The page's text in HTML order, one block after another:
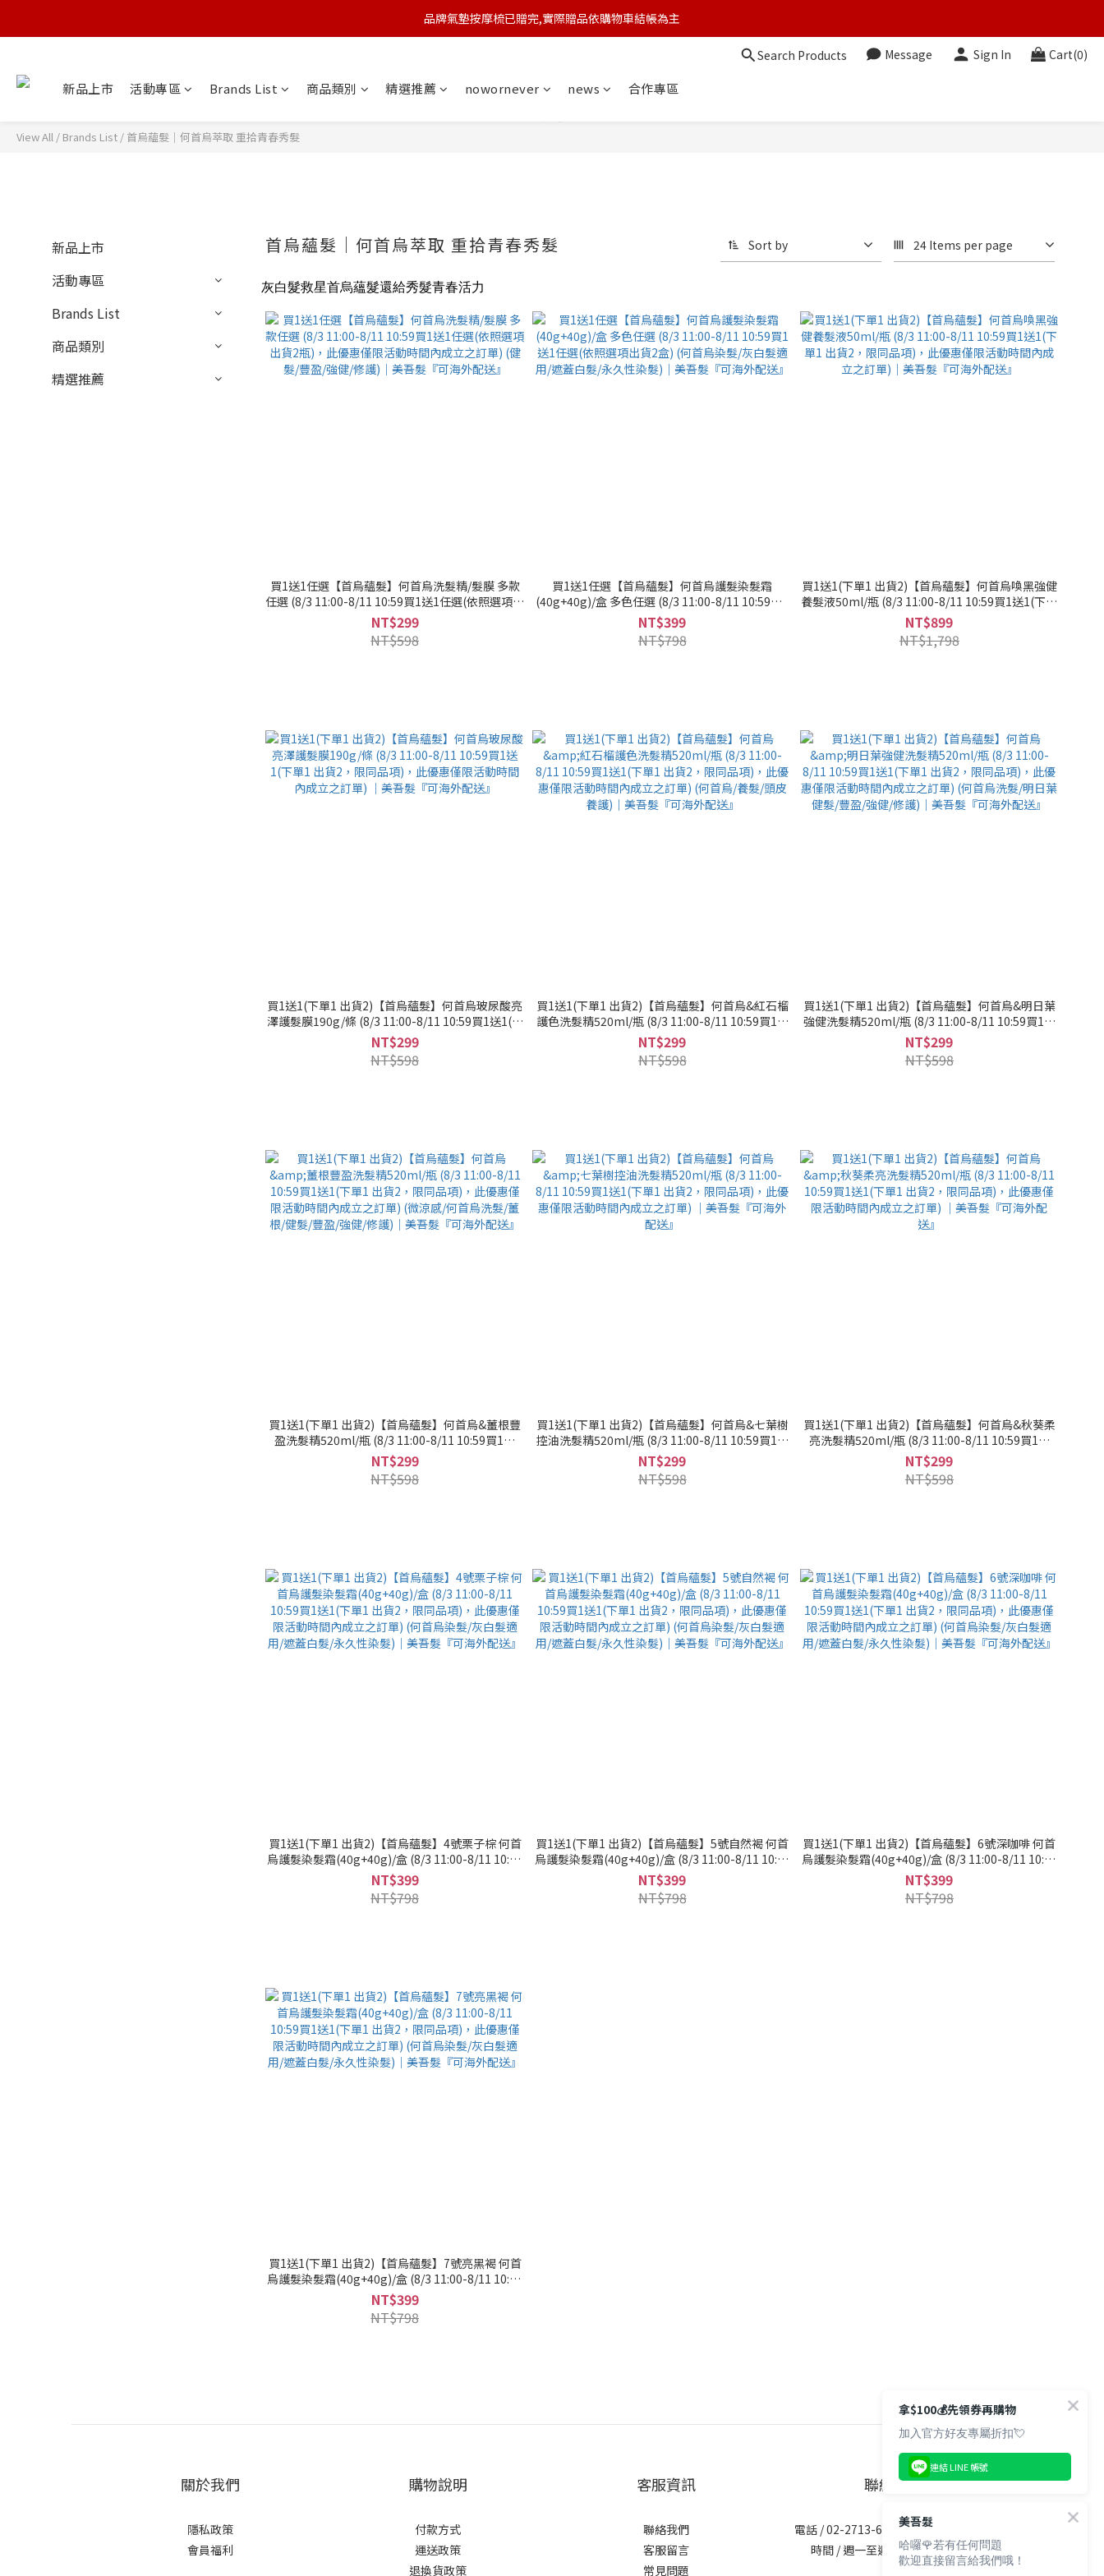
🆕 新會員註冊開卡送9折券 💰
品牌氣墊按摩梳已贈完,實際贈品依購物車結帳為主
Search Products Message Sign In Cart(0)
新品上市 活動專區 Brands List 商品類別 精選推薦 nowornever news 合作專區
View All / Brands List / 首烏蘊髮｜何首烏萃取 重拾青春秀髮
新品上市
活動專區
Brands List
商品類別
精選推薦
首烏蘊髮｜何首烏萃取 重拾青春秀髮 Sort by 24 Items per page
灰白髮救星首烏蘊髮還給秀髮青春活力
買1送1任選【首烏蘊髮】何首烏洗髮精/髮膜 多款
任選 (8/3 11:00-8/11 10:59買1送1任選(依照選項出
貨2瓶)，此優惠僅限活動時間內成立之訂單) (健髮/
豐盈/強健/修護)｜美吾髮『可海外配送』
NT$299
NT$598
買1送1任選【首烏蘊髮】何首烏護髮染髮霜
(40g+40g)/盒 多色任選 (8/3 11:00-8/11 10:59買1
送1任選(依照選項出貨2盒) (何首烏染髮/灰白髮適
用/遮蓋白髮/永久性染髮)｜美吾髮『可海外配送』
NT$399
NT$798
買1送1(下單1 出貨2)【首烏蘊髮】何首烏喚黑強健
養髮液50ml/瓶 (8/3 11:00-8/11 10:59買1送1(下單
1 出貨2，限同品項)，此優惠僅限活動時間內成立
之訂單)｜美吾髮『可海外配送』
NT$899
NT$1,798
買1送1(下單1 出貨2)【首烏蘊髮】何首烏玻尿酸亮
澤護髮膜190g/條 (8/3 11:00-8/11 10:59買1送1(下
單1 出貨2，限同品項)，此優惠僅限活動時間內成
立之訂單) ｜美吾髮『可海外配送』
NT$299
NT$598
買1送1(下單1 出貨2)【首烏蘊髮】何首烏&紅石榴
護色洗髮精520ml/瓶 (8/3 11:00-8/11 10:59買1送
1(下單1 出貨2，限同品項)，此優惠僅限活動時間
內成立之訂單) (何首烏/養髮/頭皮養護)｜美吾髮
『可海外配送』
NT$299
NT$598
買1送1(下單1 出貨2)【首烏蘊髮】何首烏&明日葉
強健洗髮精520ml/瓶 (8/3 11:00-8/11 10:59買1送
1(下單1 出貨2，限同品項)，此優惠僅限活動時間
內成立之訂單) (何首烏洗髮/明日葉健髮/豐盈/強健/
修護)｜美吾髮『可海外配送』
NT$299
NT$598
買1送1(下單1 出貨2)【首烏蘊髮】何首烏&薑根豐
盈洗髮精520ml/瓶 (8/3 11:00-8/11 10:59買1送
1(下單1 出貨2，限同品項)，此優惠僅限活動時間
內成立之訂單) (微涼感/何首烏洗髮/薑根/健髮/豐
盈/強健/修護)｜美吾髮『可海外配送』
NT$299
NT$598
買1送1(下單1 出貨2)【首烏蘊髮】何首烏&七葉樹
控油洗髮精520ml/瓶 (8/3 11:00-8/11 10:59買1送
1(下單1 出貨2，限同品項)，此優惠僅限活動時間
內成立之訂單) ｜美吾髮『可海外配送』
NT$299
NT$598
買1送1(下單1 出貨2)【首烏蘊髮】何首烏&秋葵柔
亮洗髮精520ml/瓶 (8/3 11:00-8/11 10:59買1送
1(下單1 出貨2，限同品項)，此優惠僅限活動時間
內成立之訂單) ｜美吾髮『可海外配送』
NT$299
NT$598
買1送1(下單1 出貨2)【首烏蘊髮】4號栗子棕 何首
烏護髮染髮霜(40g+40g)/盒 (8/3 11:00-8/11 10:59
買1送1(下單1 出貨2，限同品項)，此優惠僅限活動
時間內成立之訂單) (何首烏染髮/灰白髮適用/遮蓋
白髮/永久性染髮)｜美吾髮『可海外配送』
NT$399
NT$798
買1送1(下單1 出貨2)【首烏蘊髮】5號自然褐 何首
烏護髮染髮霜(40g+40g)/盒 (8/3 11:00-8/11 10:59
買1送1(下單1 出貨2，限同品項)，此優惠僅限活動
時間內成立之訂單) (何首烏染髮/灰白髮適用/遮蓋
白髮/永久性染髮)｜美吾髮『可海外配送』
NT$399
NT$798
買1送1(下單1 出貨2)【首烏蘊髮】6號深咖啡 何首
烏護髮染髮霜(40g+40g)/盒 (8/3 11:00-8/11 10:59
買1送1(下單1 出貨2，限同品項)，此優惠僅限活動
時間內成立之訂單) (何首烏染髮/灰白髮適用/遮蓋
白髮/永久性染髮)｜美吾髮『可海外配送』
NT$399
NT$798
買1送1(下單1 出貨2)【首烏蘊髮】7號亮黑褐 何首
烏護髮染髮霜(40g+40g)/盒 (8/3 11:00-8/11 10:59
買1送1(下單1 出貨2，限同品項)，此優惠僅限活動
時間內成立之訂單) (何首烏染髮/灰白髮適用/遮蓋
白髮/永久性染髮)｜美吾髮『可海外配送』
NT$399
NT$798
關於我們
隱私政策
會員福利
購物說明
付款方式
運送政策
退換貨政策
客服資訊
聯絡我們
客服留言
常見問題
聯絡資訊
電話 / 02-2713-6621 (無提供訂購服務)
時間 / 週一至週五 09:30-12:00；
13:30-17:30
拿$100💰先領券再購物
加入官方好友專屬折扣💘
連結 LINE 帳號
美吾髮
哈囉🌹若有任何問題
歡迎直接留言給我們哦！